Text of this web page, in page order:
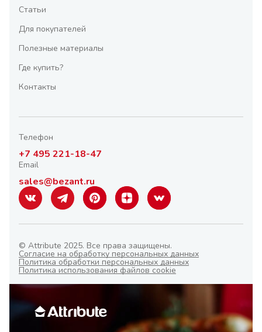
Статьи
Для покупателей
Полезные материалы
Где купить?
Контакты
Телефон
+7 495 221-18-47
Email
sales@bezant.ru
© Attribute 2025. Все права защищены.
Согласие на обработку персональных данных
Политика обработки персональных данных
Политика использования файлов cookie